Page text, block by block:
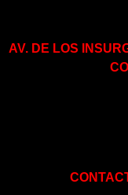
AV. DE LOS